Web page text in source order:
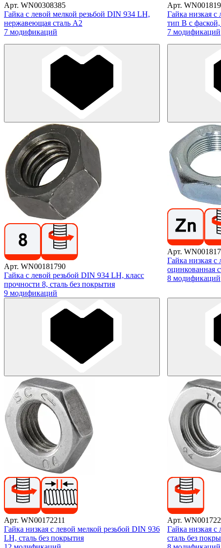
Арт. WN00308385
Гайка с левой мелкой резьбой DIN 934 LH,
нержавеющая сталь А2
7 модификаций
Арт.
Гайка низкая
тип B с
7 модификаций
Арт. WN00181790
Гайка с левой резьбой DIN 934 LH, класс
прочности 8, сталь без покрытия
9 модификаций
Арт.
Гайка низкая
оцинкованная
8 модификаций
Арт. WN00172211
Гайка низкая с левой мелкой резьбой DIN 936
LH, сталь без покрытия
Арт.
Гайка низкая
сталь без